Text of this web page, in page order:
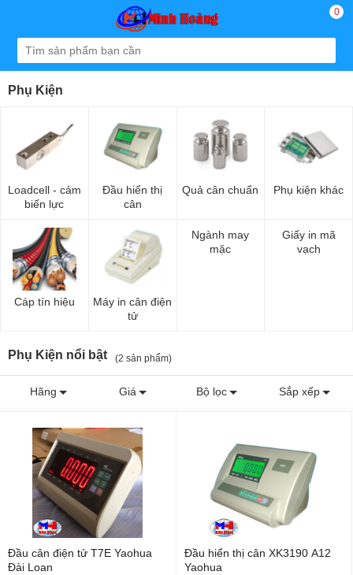
0
Phụ Kiện
Loadcell - cảm
biến lực
Đầu hiển thị
cân
Quả cân chuẩn Phụ kiện khác
Cáp tín hiệu
Máy in cân điện
tử
Ngành may
mặc
Giấy in mã
vạch
Phụ Kiện nổi bật (2 sản phẩm)
Hãng Giá Bộ lọc Sắp xếp
Đầu cân điện tử T7E Yaohua
Đài Loan
Đầu hiển thị cân XK3190 A12
Yaohua